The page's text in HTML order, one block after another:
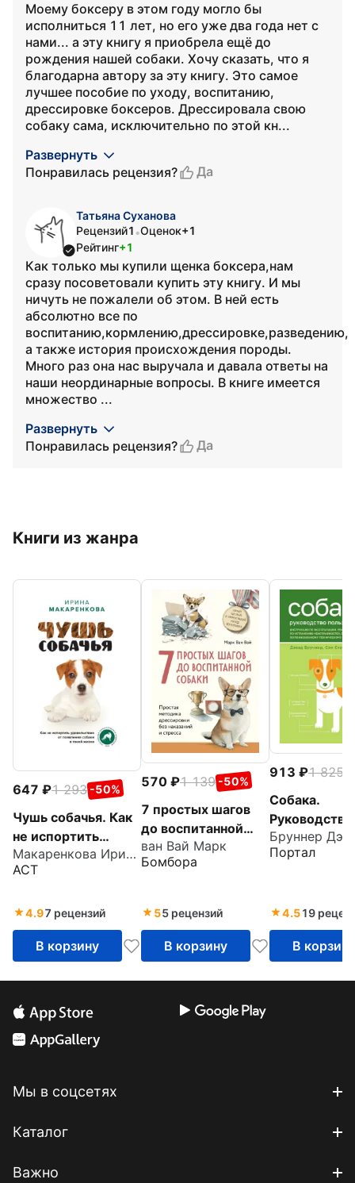
Моему боксеру в этом году могло бы
исполниться 11 лет, но его уже два года нет с
нами... а эту книгу я приобрела ещё до
рождения нашей собаки. Хочу сказать, что я
благодарна автору за эту книгу. Это самое
лучшее пособие по уходу, воспитанию,
дрессировке боксеров. Дрессировала свою
собаку сама, исключительно по этой кн...
Развернуть
Понравилась рецензия?
Да
Татьяна Суханова
Рецензий1 •Оценок+1
Рейтинг+1
Как только мы купили щенка боксера,нам
сразу посоветовали купить эту книгу. И мы
ничуть не пожалели об этом. В ней есть
абсолютно все по
воспитанию,кормлению,дрессировке,разведению,
а также история происхождения породы.
Много раз она нас выручала и давала ответы на
наши неординарные вопросы. В книге имеется
множество ...
Развернуть
Понравилась рецензия?
Да
Книги из жанра
647 1 293 -50%
Чушь собачья. Как
не испортить
удовольствие от
появления собаки в
Макаренкова Ирина Владимировна
АСТ
4.97 рецензий
В корзину
570 1 139 -50%
7 простых шагов
до воспитанной
собаки. Простая
методика
наказания и
стресса
ван Вай Марк
Бомбора
55 рецензий
В корзину
913 1 825
Собака.
Руководство
Инструкция
Бруннер
Портал
4.519
В корзину
Мы в соцсетях
Каталог
Важно